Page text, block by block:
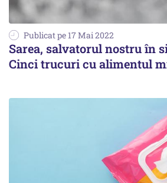
Publicat pe 17 Mai 2022
Sarea, salvatorul nostru în
Cinci trucuri cu alimentul